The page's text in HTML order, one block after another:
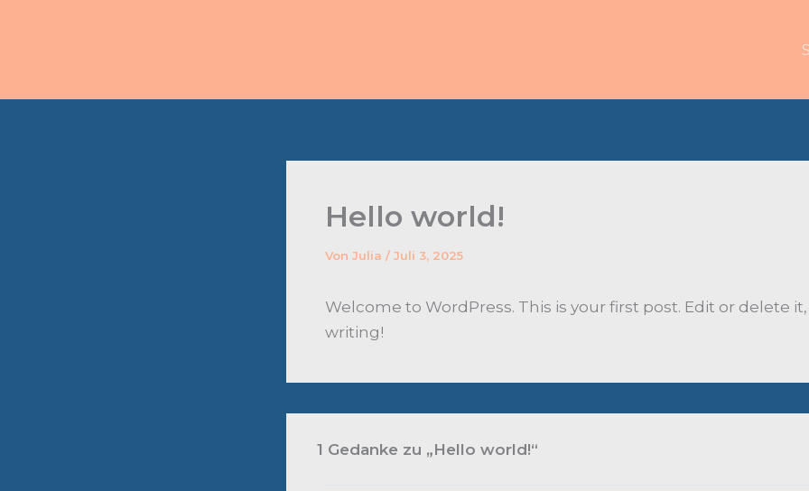
Hello world!
Von Julia / Juli 3, 2025
Welcome to WordPress. This is your first post. Edit or delete
writing!
1 Gedanke zu „Hello world!“